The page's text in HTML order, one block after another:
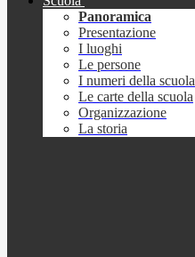
Panoramica
Presentazione
I luoghi
Le persone
I numeri della scuola
Le carte della scuola
Organizzazione
La storia